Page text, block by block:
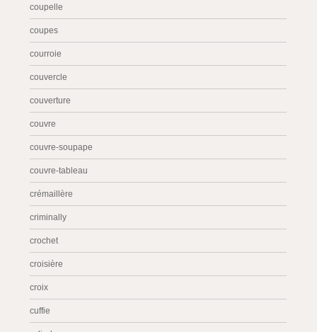
coupelle
coupes
courroie
couvercle
couverture
couvre
couvre-soupape
couvre-tableau
crémaillère
criminally
crochet
croisière
croix
cuffie